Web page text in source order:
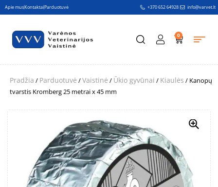
Apie musKontaktaiParduotuvė +370 652 64928 info@varvet.lt
0
Pradžia / Parduotuvė /Vaistinė / Ūkio gyvūnai / Kiaulės / Kanopų
tvarstis Kromberg 25 metrai x 45 mm